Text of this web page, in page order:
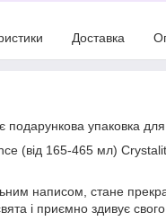
Доставка
подарункова упаковка для
(від 165-465 мл)
написом, стане
і приємно здивує